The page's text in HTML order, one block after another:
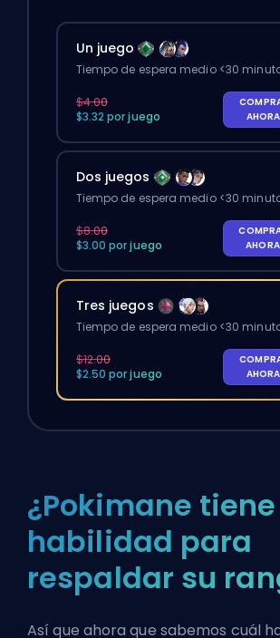
Un juego
Tiempo de espera medio <30
$4.00
$3.32 por juego
AHORA
Dos juegos
Tiempo de espera medio <30
$8.00
$3.00 por juego
AHORA
Tres juegos
Tiempo de espera medio <30
$12.00
$2.50 por juego
AHORA
¿Pokimane
habilidad para
respaldar su
Así que ahora que sabemos cuál